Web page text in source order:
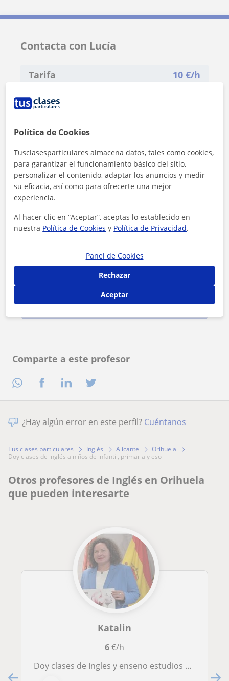
Comparte a este profesor
Contacta con Lucía
Tarifa 10 €/h
1ª clase gratis
Al hacer clic, aceptas nuestroaviso legal
Contactar ahora
¿Hay algún error en este perfil? Cuéntanos
Tus clases particulares Inglés Alicante
Orihuela
doy clases de inglés a niños de infantil, primaria y eso
Otros profesores de Inglés en Orihuela
que pueden interesarte
Katalin
6€/h
Doy clases de Ingles y enseno estudios de Negocios en Ingles
Política de Cookies
Tusclasesparticulares almacena datos, tales como cookies,
para garantizar el funcionamiento básico del sitio,
personalizar el contenido, adaptar los anuncios y medir
su eficacia, así como para ofrecerte una mejor
experiencia.
Al hacer clic en “Aceptar”, aceptas lo establecido en
nuestra Política de Cookies y Política de Privacidad.
Panel de Cookies
Rechazar
Aceptar